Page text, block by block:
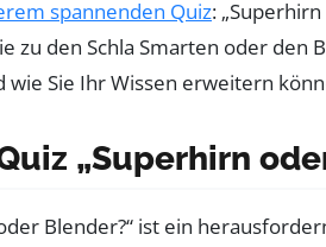
spannenden Quiz:
zu den Schla Smarten oder
wie Sie Ihr Wissen erweitern
„Superhirn
Blender?“ ist ein